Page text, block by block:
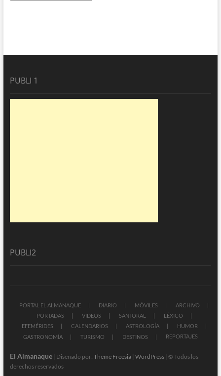
PUBLI 1
PUBLI2
PORTAL EL ALMANAQUE DIARIO MÓVILES
ARCHIVO
PORTADAS
VIDEOS SANTORAL
LÉXICO
EFEMÉRIDES
CALENDARIOS ASTROLOGÍA
HUMOR
GASTRONOMÍA
TURISMO DESTINOS REPORTAJES
El Almanaque| Diseñado por: Theme Freesia| WordPress| © Todos los
derechos reservados